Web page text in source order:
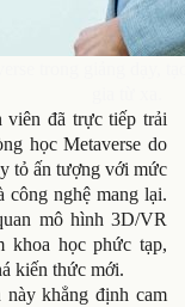
viên đã trực tiếp trải
học Metaverse do
tỏ ấn tượng với mức
công nghệ mang lại.
mô hình 3D/VR
khoa học phức tạp,
kiến thức mới.
khẳng định cam